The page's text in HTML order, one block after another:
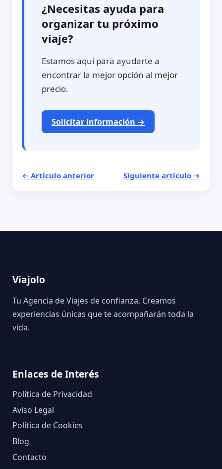
¿Necesitas ayuda para
organizar tu próximo
viaje?
Estamos aquí para ayudarte a
encontrar la mejor opción al mejor
precio.
Solicitar información →
← Artículo anterior Siguiente artículo →
Viajolo
Tu Agencia de Viajes de confianza. Creamos
experiencias únicas que te acompañarán toda la
vida.
Enlaces de Interés
Política de Privacidad
Aviso Legal
Política de Cookies
Blog
Contacto